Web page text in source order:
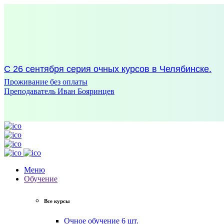
С 26 сентября серия очных курсов в Челябинске.
Проживание без оплаты
Преподаватель Иван Бояринцев
Меню
Обучение
Все курсы
Очное обучение 6 шт.